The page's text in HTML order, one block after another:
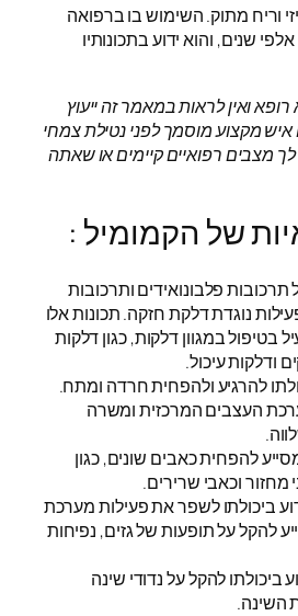
וריח מתוק. השימוש בו ברפואה
שנים, והוא ידוע בתכונותיו
רופא ואין לראות במאמר זה ייעוץ
איש מקצוע מוסמך לפני נטילת צמחי
מצבים רפואיים קיימים או שאתה
של הקמומיל :
תרכובות פלבונואידים ותרכובות
נוגדת דלקת חזקה. תכונות אלו
בטיפול במגוון דלקות, כגון דלקות
ודלקות עיכול.
להרגיע ולהפחית חרדה ומתח.
העצבים המרכזית ומשרה
להפחית כאבים שונים, כגון
וכאבי שרירים.
ביכולתו לשפר את פעילות מערכת
להקל על תופעות של גזים, נפיחות
ביכולתו להקל על נדודי שינה
השינה.